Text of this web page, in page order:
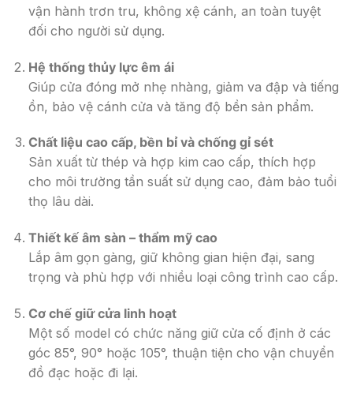
vận hành trơn tru, không xệ cánh, an toàn tuyệt
đối cho người sử dụng.
Hệ thống thủy lực êm ái
Giúp cửa đóng mở nhẹ nhàng, giảm va đập và tiếng
ồn, bảo vệ cánh cửa và tăng độ bền sản phẩm.
Chất liệu cao cấp, bền bỉ và chống gỉ sét
Sản xuất từ thép và hợp kim cao cấp, thích hợp
cho môi trường tần suất sử dụng cao, đảm bảo tuổi
thọ lâu dài.
Thiết kế âm sàn – thẩm mỹ cao
Lắp âm gọn gàng, giữ không gian hiện đại, sang
trọng và phù hợp với nhiều loại công trình cao cấp.
Cơ chế giữ cửa linh hoạt
Một số model có chức năng giữ cửa cố định ở các
góc 85°, 90° hoặc 105°, thuận tiện cho vận chuyển
đồ đạc hoặc đi lại.